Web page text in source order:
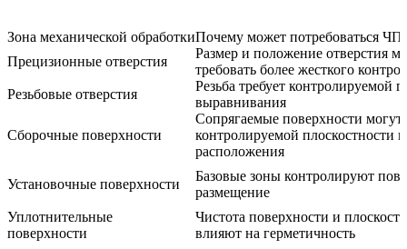
Зона механической обработкиПочему может потребоваться
Прецизионные отверстия
Размер и положение отверстия
требовать более жесткого
Резьбовые отверстия
Резьба требует контролируемой
выравнивания
Сборочные поверхности
Сопрягаемые поверхности могут
контролируемой плоскостности
расположения
Установочные поверхности
Базовые зоны контролируют
размещение
Уплотнительные
поверхности
Чистота поверхности и
влияют на герметичность